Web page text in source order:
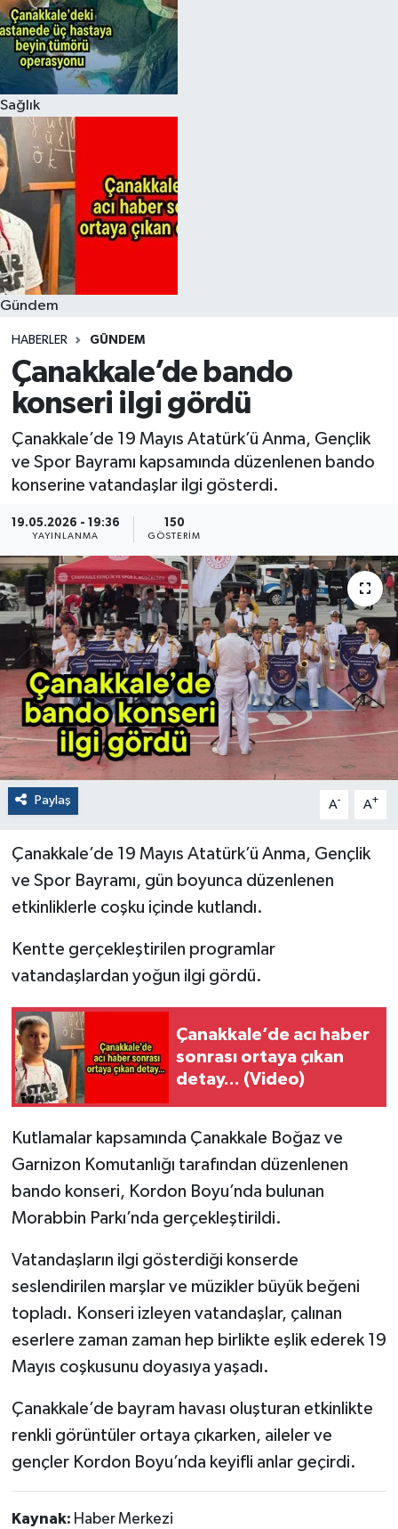
Sağlık
Gündem
HABERLER GÜNDEM
Çanakkale’de bando
konseri ilgi gördü
Çanakkale’de 19 Mayıs Atatürk’ü Anma, Gençlik
ve Spor Bayramı kapsamında düzenlenen bando
konserine vatandaşlar ilgi gösterdi.
19.05.2026 - 19:36
YAYINLANMA
150
GÖSTERIM
Paylaş A- A+
Çanakkale’de 19 Mayıs Atatürk’ü Anma, Gençlik
ve Spor Bayramı, gün boyunca düzenlenen
etkinliklerle coşku içinde kutlandı.
Kentte gerçekleştirilen programlar
vatandaşlardan yoğun ilgi gördü.
Çanakkale’de acı haber
sonrası ortaya çıkan
detay... (Video)
Kutlamalar kapsamında Çanakkale Boğaz ve
Garnizon Komutanlığı tarafından düzenlenen
bando konseri, Kordon Boyu’nda bulunan
Morabbin Parkı’nda gerçekleştirildi.
Vatandaşların ilgi gösterdiği konserde
seslendirilen marşlar ve müzikler büyük beğeni
topladı. Konseri izleyen vatandaşlar, çalınan
eserlere zaman zaman hep birlikte eşlik ederek 19
Mayıs coşkusunu doyasıya yaşadı.
Çanakkale’de bayram havası oluşturan etkinlikte
renkli görüntüler ortaya çıkarken, aileler ve
gençler Kordon Boyu’nda keyifli anlar geçirdi.
Kaynak: Haber Merkezi